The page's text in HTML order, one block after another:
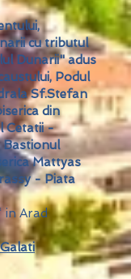
cu tributul
Dunarii" adus
Podul
Sf.Stefan
din
Cetatii -
Bastionul
Mattyas
- Piata
in Arad